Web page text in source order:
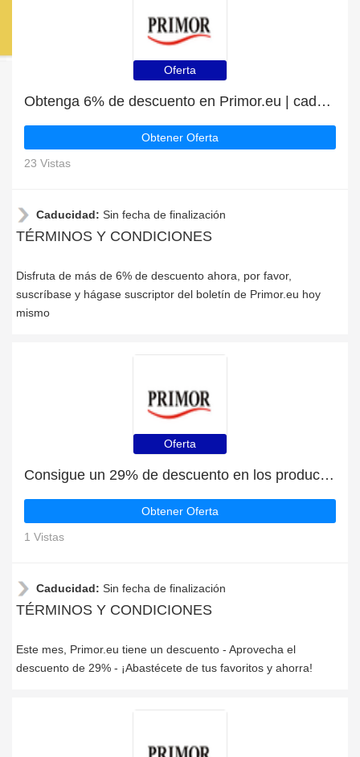
Oferta
Obtenga 6% de descuento en Primor.eu | caduca pronto
Obtener Oferta
23 Vistas
Caducidad: Sin fecha de finalización
TÉRMINOS Y CONDICIONES
Disfruta de más de 6% de descuento ahora, por favor,
suscríbase y hágase suscriptor del boletín de Primor.eu hoy
mismo
Oferta
Consigue un 29% de descuento en los productos de Primor.eu | caduca pronto
Obtener Oferta
1 Vistas
Caducidad: Sin fecha de finalización
TÉRMINOS Y CONDICIONES
Este mes, Primor.eu tiene un descuento - Aprovecha el
descuento de 29% - ¡Abastécete de tus favoritos y ahorra!